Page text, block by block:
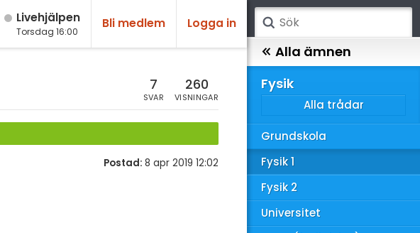
Live­hjälpen
Torsdag 16:00
Bli medlem Logga in
7
SVAR
260
VISNINGAR
Postad: 8 apr 2019 12:02
Matematik
Alla ämnen
Fysik
Alla trådar
Grundskola
Fysik 1
Fysik 2
Universitet
Kemi
Biologi
Teknik & Bygg